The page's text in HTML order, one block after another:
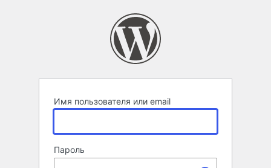
Имя пользователя или email
Пароль